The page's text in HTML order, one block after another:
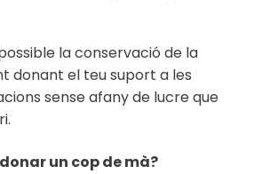
la conservació de la
donant el teu suport a les
sense afany de lucre que
un cop de mà?